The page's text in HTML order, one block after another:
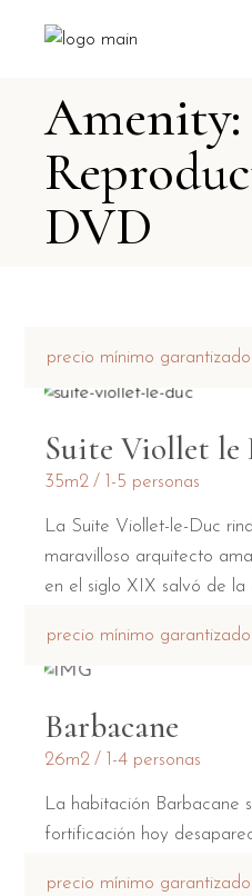
Amenity:
DVD
precio mínimo garantizado
Suite Viollet le
35m2 1-5 personas
La Suite Viollet-le-Duc
maravilloso arquitecto
en el siglo XIX salvó de la
precio mínimo garantizado
Barbacane
26m2 1-4 personas
La habitación Barbacane
fortificación hoy
las dos puertas
precio mínimo garantizado